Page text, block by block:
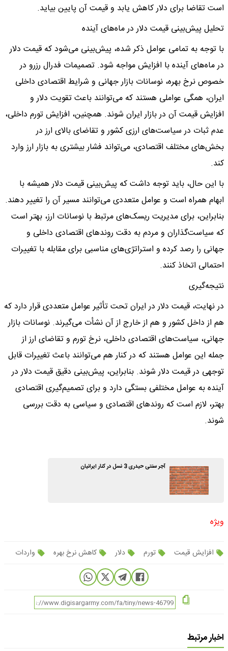
است تقاضا برای دلار کاهش یابد و قیمت آن پایین بیاید.
تحلیل پیش‌بینی قیمت دلار در ماه‌های آینده
با توجه به تمامی عوامل ذکر شده، پیش‌بینی می‌شود که قیمت دلار
در ماه‌های آینده با افزایش مواجه شود. تصمیمات فدرال رزرو در
خصوص نرخ بهره، نوسانات بازار جهانی و شرایط اقتصادی داخلی
ایران، همگی عواملی هستند که می‌توانند باعث تقویت دلار و
افزایش قیمت آن در بازار ایران شوند. همچنین، افزایش تورم داخلی،
عدم ثبات در سیاست‌های ارزی کشور و تقاضای بالای ارز در
بخش‌های مختلف اقتصادی، می‌تواند فشار بیشتری به بازار ارز وارد
کند.
با این حال، باید توجه داشت که پیش‌بینی قیمت دلار همیشه با
ابهام همراه است و عوامل متعددی می‌توانند مسیر آن را تغییر دهند.
بنابراین، برای مدیریت ریسک‌های مرتبط با نوسانات ارز، بهتر است
که سیاست‌گذاران و مردم به دقت روندهای اقتصادی داخلی و
جهانی را رصد کرده و استراتژی‌های مناسبی برای مقابله با تغییرات
احتمالی اتخاذ کنند.
نتیجه‌گیری
در نهایت، قیمت دلار در ایران تحت تأثیر عوامل متعددی قرار دارد که
هم از داخل کشور و هم از خارج از آن نشأت می‌گیرند. نوسانات بازار
جهانی، سیاست‌های اقتصادی داخلی، نرخ تورم و تقاضای ارز از
جمله این عوامل هستند که در کنار هم می‌توانند باعث تغییرات قابل
توجهی در قیمت دلار شوند. بنابراین، پیش‌بینی دقیق قیمت دلار در
آینده به عوامل مختلفی بستگی دارد و برای تصمیم‌گیری اقتصادی
بهتر، لازم است که روندهای اقتصادی و سیاسی به دقت بررسی
شوند.
آجر سنتی حیدری 3 نسل در کنار ایرانیان
ویژه
افزایش قیمت تورم دلار کاهش نرخ بهره واردات
اخبار مرتبط